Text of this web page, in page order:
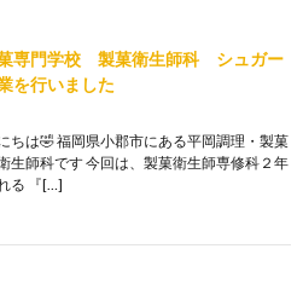
専門学校 製菓衛生師科 シュガー
を行いました
ちは🤣 福岡県小郡市にある平岡調理・製菓
師科です 今回は、製菓衛生師専修科２年
る 『[…]